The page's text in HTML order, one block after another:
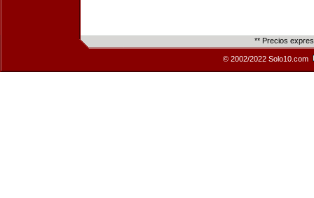
** Precios
© 2002/2022 Solo10.com